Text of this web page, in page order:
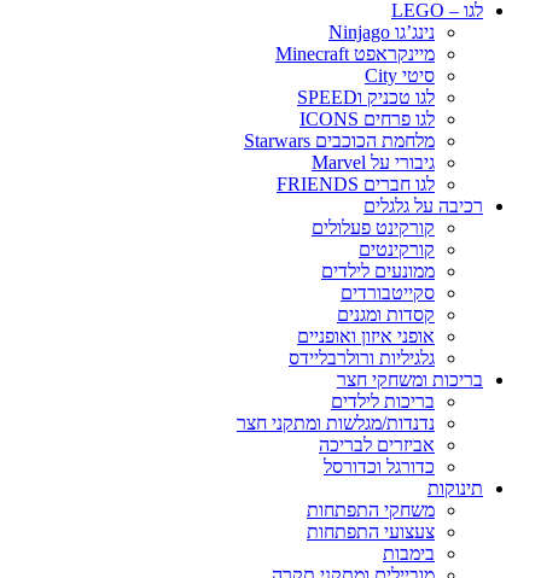
לגו – LEGO
נינג’גו Ninjago
מיינקראפט Minecraft
סיטי City
לגו טכניק וSPEED
לגו פרחים ICONS
מלחמת הכוכבים Starwars
גיבורי על Marvel
לגו חברים FRIENDS
רכיבה על גלגלים
קורקינט פעלולים
קורקינטים
ממונעים לילדים
סקייטבורדים
קסדות ומגנים
אופני איזון ואופניים
גלגיליות ורולרבליידס
בריכות ומשחקי חצר
בריכות לילדים
נדנדות/מגלשות ומתקני חצר
אביזרים לבריכה
כדורגל וכדורסל
תינוקות
משחקי התפתחות
צעצועי התפתחות
בימבות